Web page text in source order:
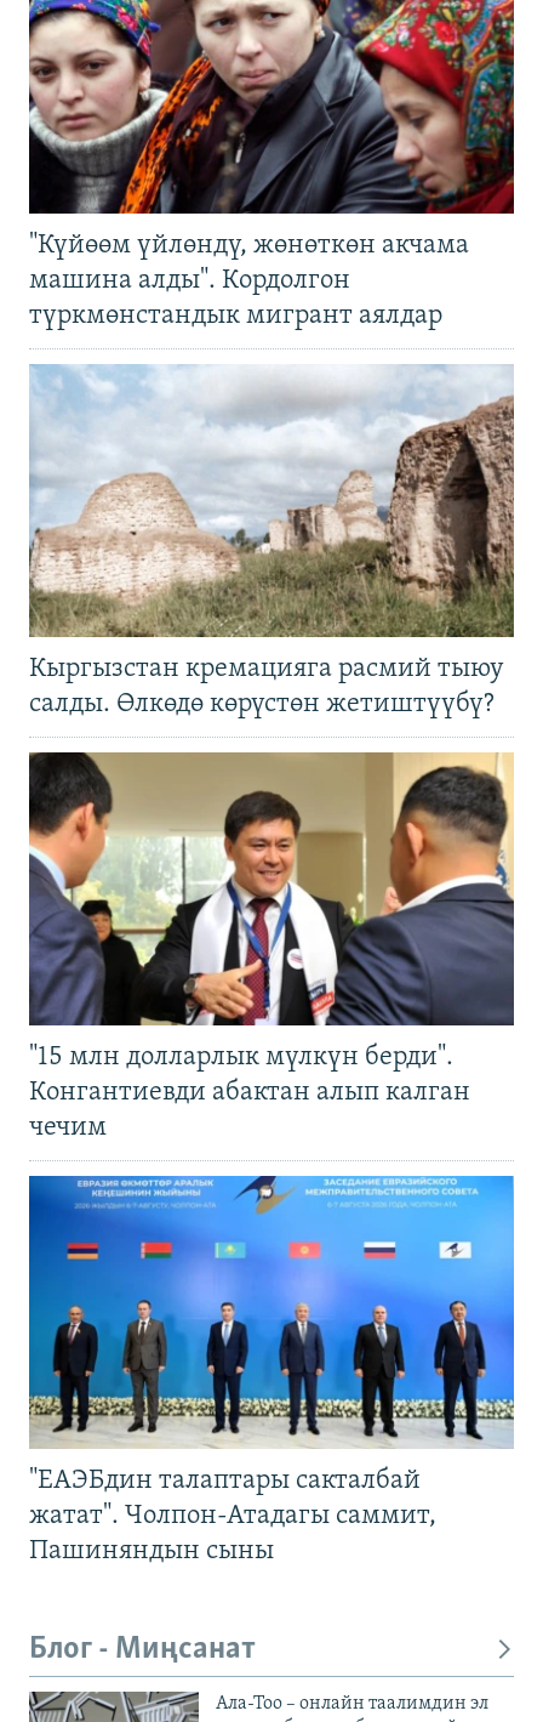
"Күйөөм үйлөндү, жөнөткөн акчама
машина алды". Кордолгон
түркмөнстандык мигрант аялдар
Кыргызстан кремацияга расмий тыюу
салды. Өлкөдө көрүстөн жетиштүүбү?
"15 млн долларлык мүлкүн берди".
Конгантиевди абактан алып калган
чечим
"ЕАЭБдин талаптары сакталбай
жатат". Чолпон-Атадагы саммит,
Пашиняндын сыны
Блог - Миңсанат
Ала-Тоо – онлайн таалимдин эл